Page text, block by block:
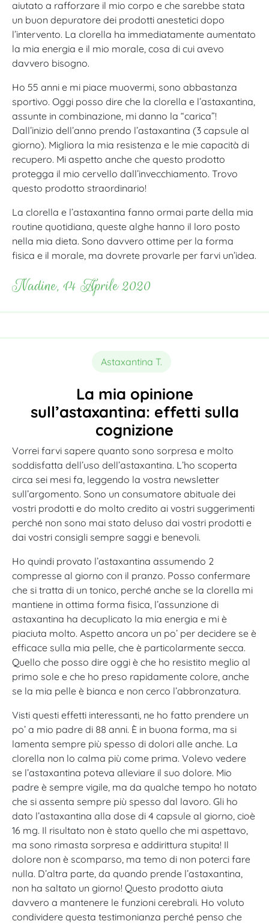
aiutato a rafforzare il mio corpo e che sarebbe stata
un buon depuratore dei prodotti anestetici dopo
l’intervento. La clorella ha immediatamente aumentato
la mia energia e il mio morale, cosa di cui avevo
davvero bisogno.
Ho 55 anni e mi piace muovermi, sono abbastanza
sportivo. Oggi posso dire che la clorella e l’astaxantina,
assunte in combinazione, mi danno la “carica”!
Dall’inizio dell’anno prendo l’astaxantina (3 capsule al
giorno). Migliora la mia resistenza e le mie capacità di
recupero. Mi aspetto anche che questo prodotto
protegga il mio cervello dall’invecchiamento. Trovo
questo prodotto straordinario!
La clorella e l’astaxantina fanno ormai parte della mia
routine quotidiana, queste alghe hanno il loro posto
nella mia dieta. Sono davvero ottime per la forma
fisica e il morale, ma dovrete provarle per farvi un’idea.
Nadine, 14 Aprile 2020
Astaxantina T.
La mia opinione
sull’astaxantina: effetti sulla
cognizione
Vorrei farvi sapere quanto sono sorpresa e molto
soddisfatta dell’uso dell’astaxantina. L’ho scoperta
circa sei mesi fa, leggendo la vostra newsletter
sull’argomento. Sono un consumatore abituale dei
vostri prodotti e do molto credito ai vostri suggerimenti
perché non sono mai stato deluso dai vostri prodotti e
dai vostri consigli sempre saggi e benevoli.
Ho quindi provato l’astaxantina assumendo 2
compresse al giorno con il pranzo. Posso confermare
che si tratta di un tonico, perché anche se la clorella mi
mantiene in ottima forma fisica, l’assunzione di
astaxantina ha decuplicato la mia energia e mi è
piaciuta molto. Aspetto ancora un po’ per decidere se è
efficace sulla mia pelle, che è particolarmente secca.
Quello che posso dire oggi è che ho resistito meglio al
primo sole e che ho preso rapidamente colore, anche
se la mia pelle è bianca e non cerco l’abbronzatura.
Visti questi effetti interessanti, ne ho fatto prendere un
po’ a mio padre di 88 anni. È in buona forma, ma si
lamenta sempre più spesso di dolori alle anche. La
clorella non lo calma più come prima. Volevo vedere
se l’astaxantina poteva alleviare il suo dolore. Mio
padre è sempre vigile, ma da qualche tempo ho notato
che si assenta sempre più spesso dal lavoro. Gli ho
dato l’astaxantina alla dose di 4 capsule al giorno, cioè
16 mg. Il risultato non è stato quello che mi aspettavo,
ma sono rimasta sorpresa e addirittura stupita! Il
dolore non è scomparso, ma temo di non poterci fare
nulla. D’altra parte, da quando prende l’astaxantina,
non ha saltato un giorno! Questo prodotto aiuta
davvero a mantenere le funzioni cerebrali. Ho voluto
condividere questa testimonianza perché penso che